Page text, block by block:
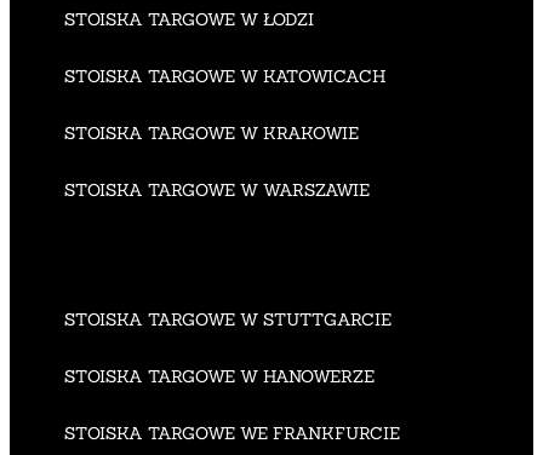
STOISKA TARGOWE W ŁODZI
STOISKA TARGOWE W KATOWICACH
STOISKA TARGOWE W KRAKOWIE
STOISKA TARGOWE W WARSZAWIE
STOISKA TARGOWE W STUTTGARCIE
STOISKA TARGOWE W HANOWERZE
STOISKA TARGOWE WE FRANKFURCIE